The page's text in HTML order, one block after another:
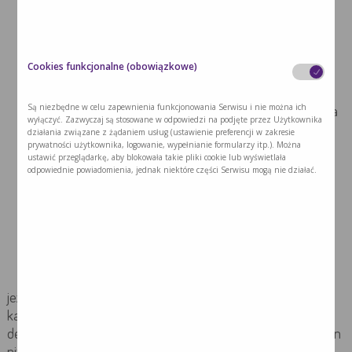
minut, stopniowo zwiększając ich intensywność i
uwzględnij spacery w codziennych czynnościach dnia
codziennego – zmniejszasz wówczas ryzyko ciężkiej
niepełnosprawności,
jeżeli poruszasz się na wózku inwalidzkim czy z
jeżeli masz wszczepione urządzenie terapeutyczne tj.
kardiowerter – ICD czy układ resynchronizujący z opcją
defibrylacji CRT-D, tętno treningowe powinno być o 20u/min
Cookies funkcjonalne (obowiązkowe)
Są niezbędne w celu zapewnienia funkcjonowania Serwisu i nie można ich
wyłączyć. Zazwyczaj są stosowane w odpowiedzi na podjęte przez Użytkownika
działania związane z żądaniem usług (ustawienie preferencji w zakresie
prywatności użytkownika, logowanie, wypełnianie formularzy itp.). Można
ustawić przeglądarkę, aby blokowała takie pliki cookie lub wyświetlała
odpowiednie powiadomienia, jednak niektóre części Serwisu mogą nie działać.